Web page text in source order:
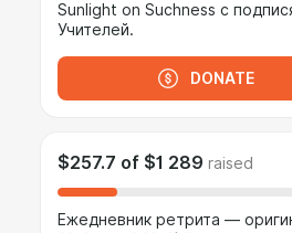
Sunlight on Suchness с
Учителей.
DONATE
$257.7 of $1 289 raised
Ежедневник ретрита —